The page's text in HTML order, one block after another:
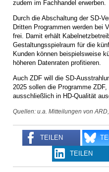
zudem im Fachhandel erwerben.
Durch die Abschaltung der SD-
Dritten Programmen werden bei
frei. Damit erhält
Gestaltungsspielraum für die
Kunden können beispielsweise
höheren Datenraten profitieren.
Auch ZDF will die SD-
2025 sollen die Programme
ausschließlich in HD-Qualität
Quellen: u.a. Mitteilungen von
TEILEN
TEILEN